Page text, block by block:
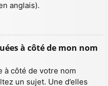
anglais).
à côté de mon nom
à côté de votre nom
un sujet. Une d’elles